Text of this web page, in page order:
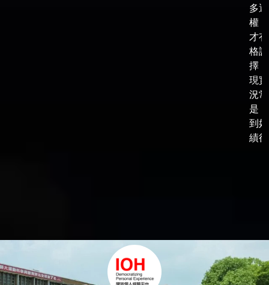
多
權
才
格
擇
現
況常
是
到
績